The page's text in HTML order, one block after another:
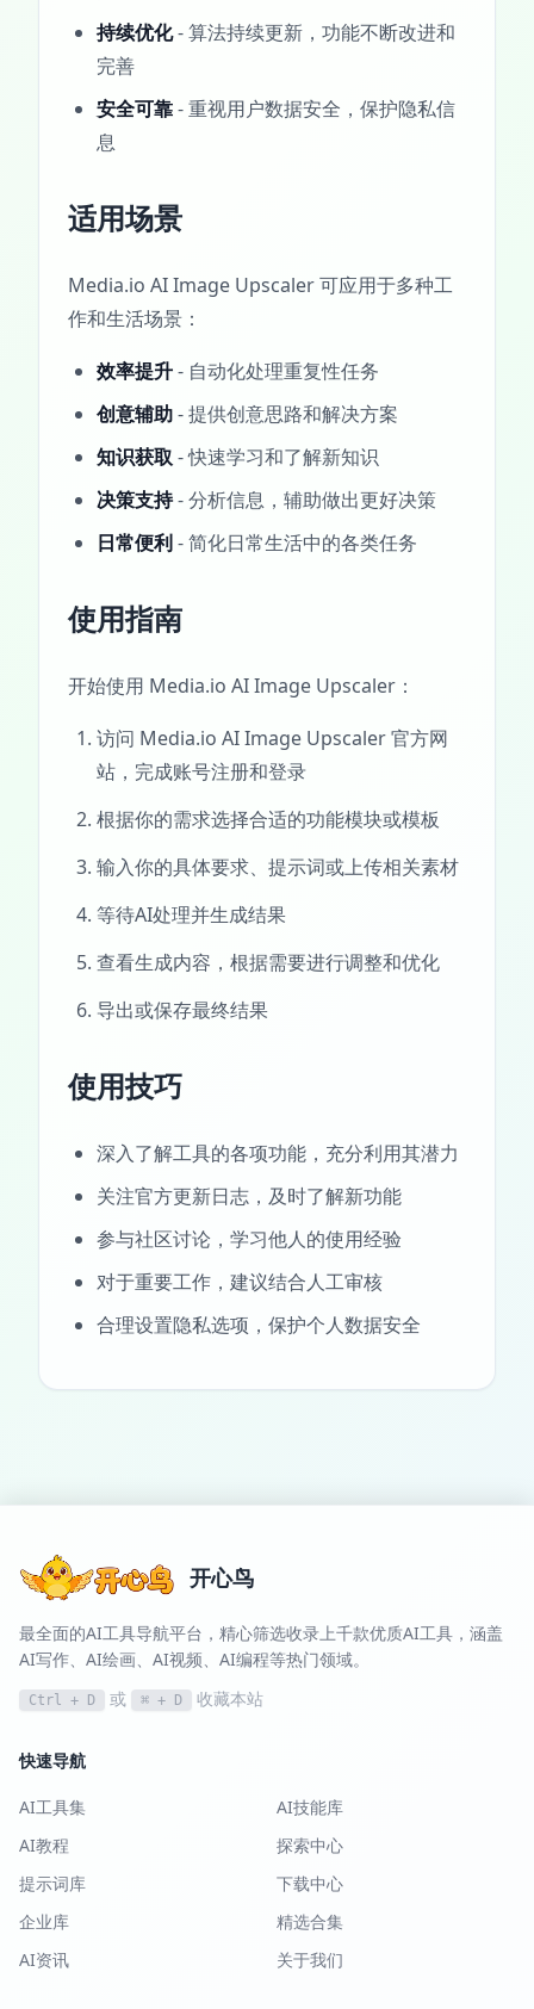
持续优化- 算法持续更新，功能不断改进和
完善
安全可靠- 重视用户数据安全，保护隐私信
息
适用场景
Media.io AI Image Upscaler 可应用于多种工
作和生活场景：
效率提升- 自动化处理重复性任务
创意辅助- 提供创意思路和解决方案
知识获取 - 快速学习和了解新知识
决策支持- 分析信息，辅助做出更好决策
日常便利- 简化日常生活中的各类任务
使用指南
开始使用 Media.io AI Image Upscaler：
访问 Media.io AI Image Upscaler 官方网
站，完成账号注册和登录
根据你的需求选择合适的功能模块或模板
输入你的具体要求、提示词或上传相关素材
等待AI处理并生成结果
查看生成内容，根据需要进行调整和优化
导出或保存最终结果
使用技巧
深入了解工具的各项功能，充分利用其潜力
关注官方更新日志，及时了解新功能
参与社区讨论，学习他人的使用经验
对于重要工作，建议结合人工审核
合理设置隐私选项，保护个人数据安全
开心鸟
最全面的AI工具导航平台，精心筛选收录上千款优质AI工具，涵盖
AI写作、AI绘画、AI视频、AI编程等热门领域。
Ctrl + D 或 ⌘ + D 收藏本站
快速导航
AI工具集
AI技能库
AI教程
探索中心
提示词库
下载中心
企业库
精选合集
AI资讯
关于我们